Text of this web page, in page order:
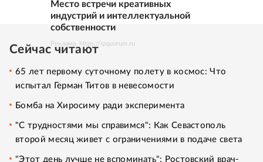
Место встречи креативных
индустрий и интеллектуальной
собственности
Реклама. https://ipquorum.ru
Сейчас читают
65 лет первому суточному полету в космос: Что
испытал Герман Титов в невесомости
Бомба на Хиросиму ради эксперимента
"С трудностями мы справимся": Как Севастополь
второй месяц живет с ограничениями в подаче света
"Этот день лучше не вспоминать": Ростовский врач-